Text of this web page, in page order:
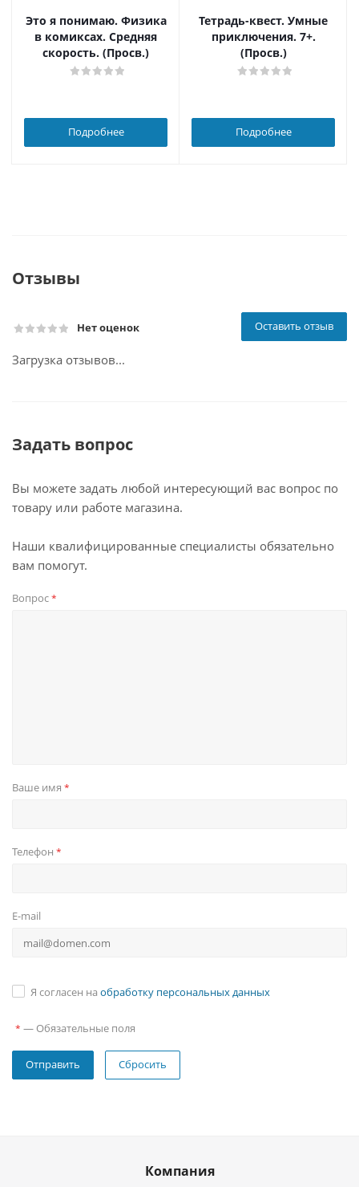
Это я понимаю. Физика
в комиксах. Средняя
скорость. (Просв.)
Подробнее
Тетрадь-квест. Умные
приключения. 7+.
(Просв.)
Подробнее
Отзывы
Нет оценок Оставить отзыв
Загрузка отзывов...
Задать вопрос
Вы можете задать любой интересующий вас вопрос по
товару или работе магазина.
Наши квалифицированные специалисты обязательно
вам помогут.
Вопрос*
Ваше имя *
Телефон *
E-mail
Я согласен на обработку персональных данных
* — Обязательные поля
Сбросить
Компания